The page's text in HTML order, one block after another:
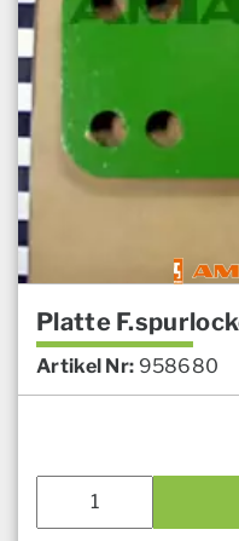
Platte
Artikel Nr: 958680